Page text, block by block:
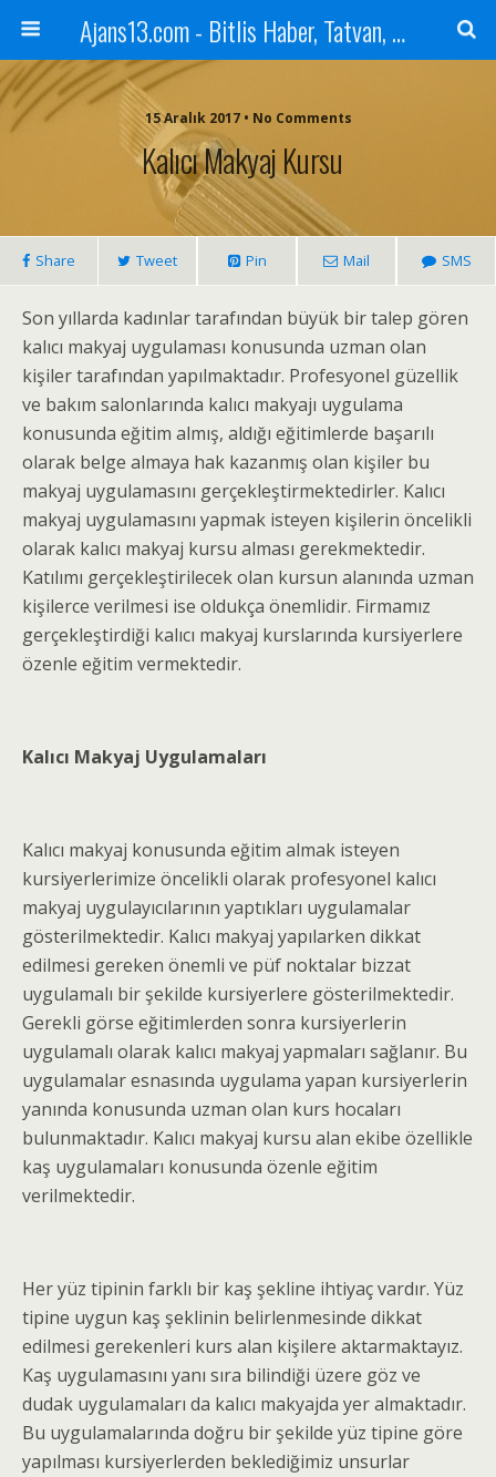
Ajans13.com - Bitlis Haber, Tatvan, Ahlat, Adilcevaz, Mutki, Hizan, Güroymak, Gazete, Ajans, 13, Haber
15 Aralık 2017 • No Comments
Kalıcı Makyaj Kursu
Share Tweet Pin Mail SMS
Son yıllarda kadınlar tarafından büyük bir talep gören
kalıcı makyaj uygulaması konusunda uzman olan
kişiler tarafından yapılmaktadır. Profesyonel güzellik
ve bakım salonlarında kalıcı makyajı uygulama
konusunda eğitim almış, aldığı eğitimlerde başarılı
olarak belge almaya hak kazanmış olan kişiler bu
makyaj uygulamasını gerçekleştirmektedirler. Kalıcı
makyaj uygulamasını yapmak isteyen kişilerin öncelikli
olarak kalıcı makyaj kursu alması gerekmektedir.
Katılımı gerçekleştirilecek olan kursun alanında uzman
kişilerce verilmesi ise oldukça önemlidir. Firmamız
gerçekleştirdiği kalıcı makyaj kurslarında kursiyerlere
özenle eğitim vermektedir.
Kalıcı Makyaj Uygulamaları
Kalıcı makyaj konusunda eğitim almak isteyen
kursiyerlerimize öncelikli olarak profesyonel kalıcı
makyaj uygulayıcılarının yaptıkları uygulamalar
gösterilmektedir. Kalıcı makyaj yapılarken dikkat
edilmesi gereken önemli ve püf noktalar bizzat
uygulamalı bir şekilde kursiyerlere gösterilmektedir.
Gerekli görse eğitimlerden sonra kursiyerlerin
uygulamalı olarak kalıcı makyaj yapmaları sağlanır. Bu
uygulamalar esnasında uygulama yapan kursiyerlerin
yanında konusunda uzman olan kurs hocaları
bulunmaktadır. Kalıcı makyaj kursu alan ekibe özellikle
kaş uygulamaları konusunda özenle eğitim
verilmektedir.
Her yüz tipinin farklı bir kaş şekline ihtiyaç vardır. Yüz
tipine uygun kaş şeklinin belirlenmesinde dikkat
edilmesi gerekenleri kurs alan kişilere aktarmaktayız.
Kaş uygulamasını yanı sıra bilindiği üzere göz ve
dudak uygulamaları da kalıcı makyajda yer almaktadır.
Bu uygulamalarında doğru bir şekilde yüz tipine göre
yapılması kursiyerlerden beklediğimiz unsurlar